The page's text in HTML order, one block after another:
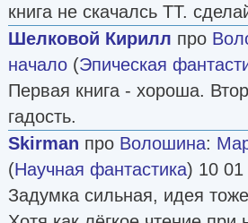
книга не скачалсь ТТ.
Шелковой Кирилл про
начало (Эпическая
Первая книга - хороша.
гадость.
Skirman про Волошина:
(Научная фантастика) 10 01
Задумка сильная, идея